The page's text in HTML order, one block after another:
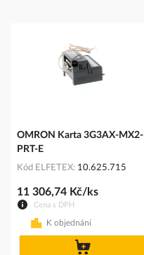
OMRON Karta 3G3AX-MX2-
PRT-E
Kód ELFETEX 10.625.715
Cena s DPH
11 306,74 Kč/ks
K objednání